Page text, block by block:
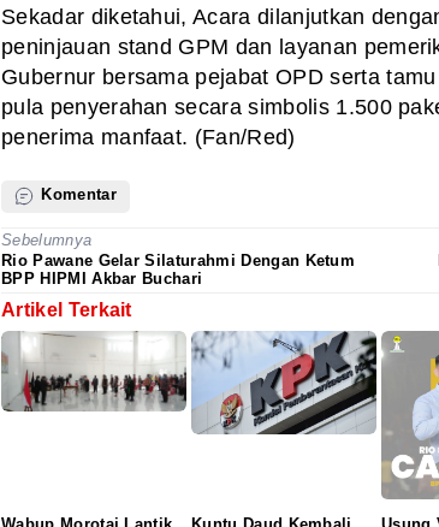
Sekadar diketahui, Acara dilanjutkan
peninjauan stand GPM dan layanan
Gubernur bersama pejabat OPD serta
pula penyerahan secara simbolis 1.500
penerima manfaat. (Fan/Red)
Komentar
Sebelumnya
Rio Pawane Gelar Silaturahmi Dengan Ketum
BPP HIPMI Akbar Buchari
Artikel Terkait